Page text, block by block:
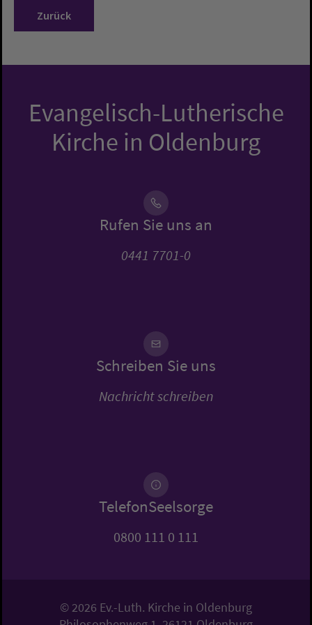
Zurück
Evangelisch-Lutherische
Kirche in Oldenburg
Rufen Sie uns an
0441 7701-0
Schreiben Sie uns
Nachricht schreiben
TelefonSeelsorge
0800 111 0 111
© 2026 Ev.-Luth. Kirche in Oldenburg